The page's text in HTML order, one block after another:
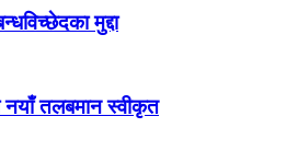
मुद्दा
नयाँ तलबमान स्वीकृत